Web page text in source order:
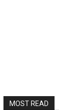
MOST READ